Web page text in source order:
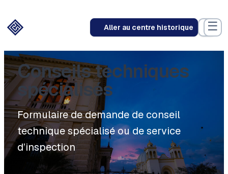
au
contenu
Aller au centre historique ☰
Conseils techniques
spécialisés
Formulaire de demande de conseil
technique spécialisé ou de service
d’inspection